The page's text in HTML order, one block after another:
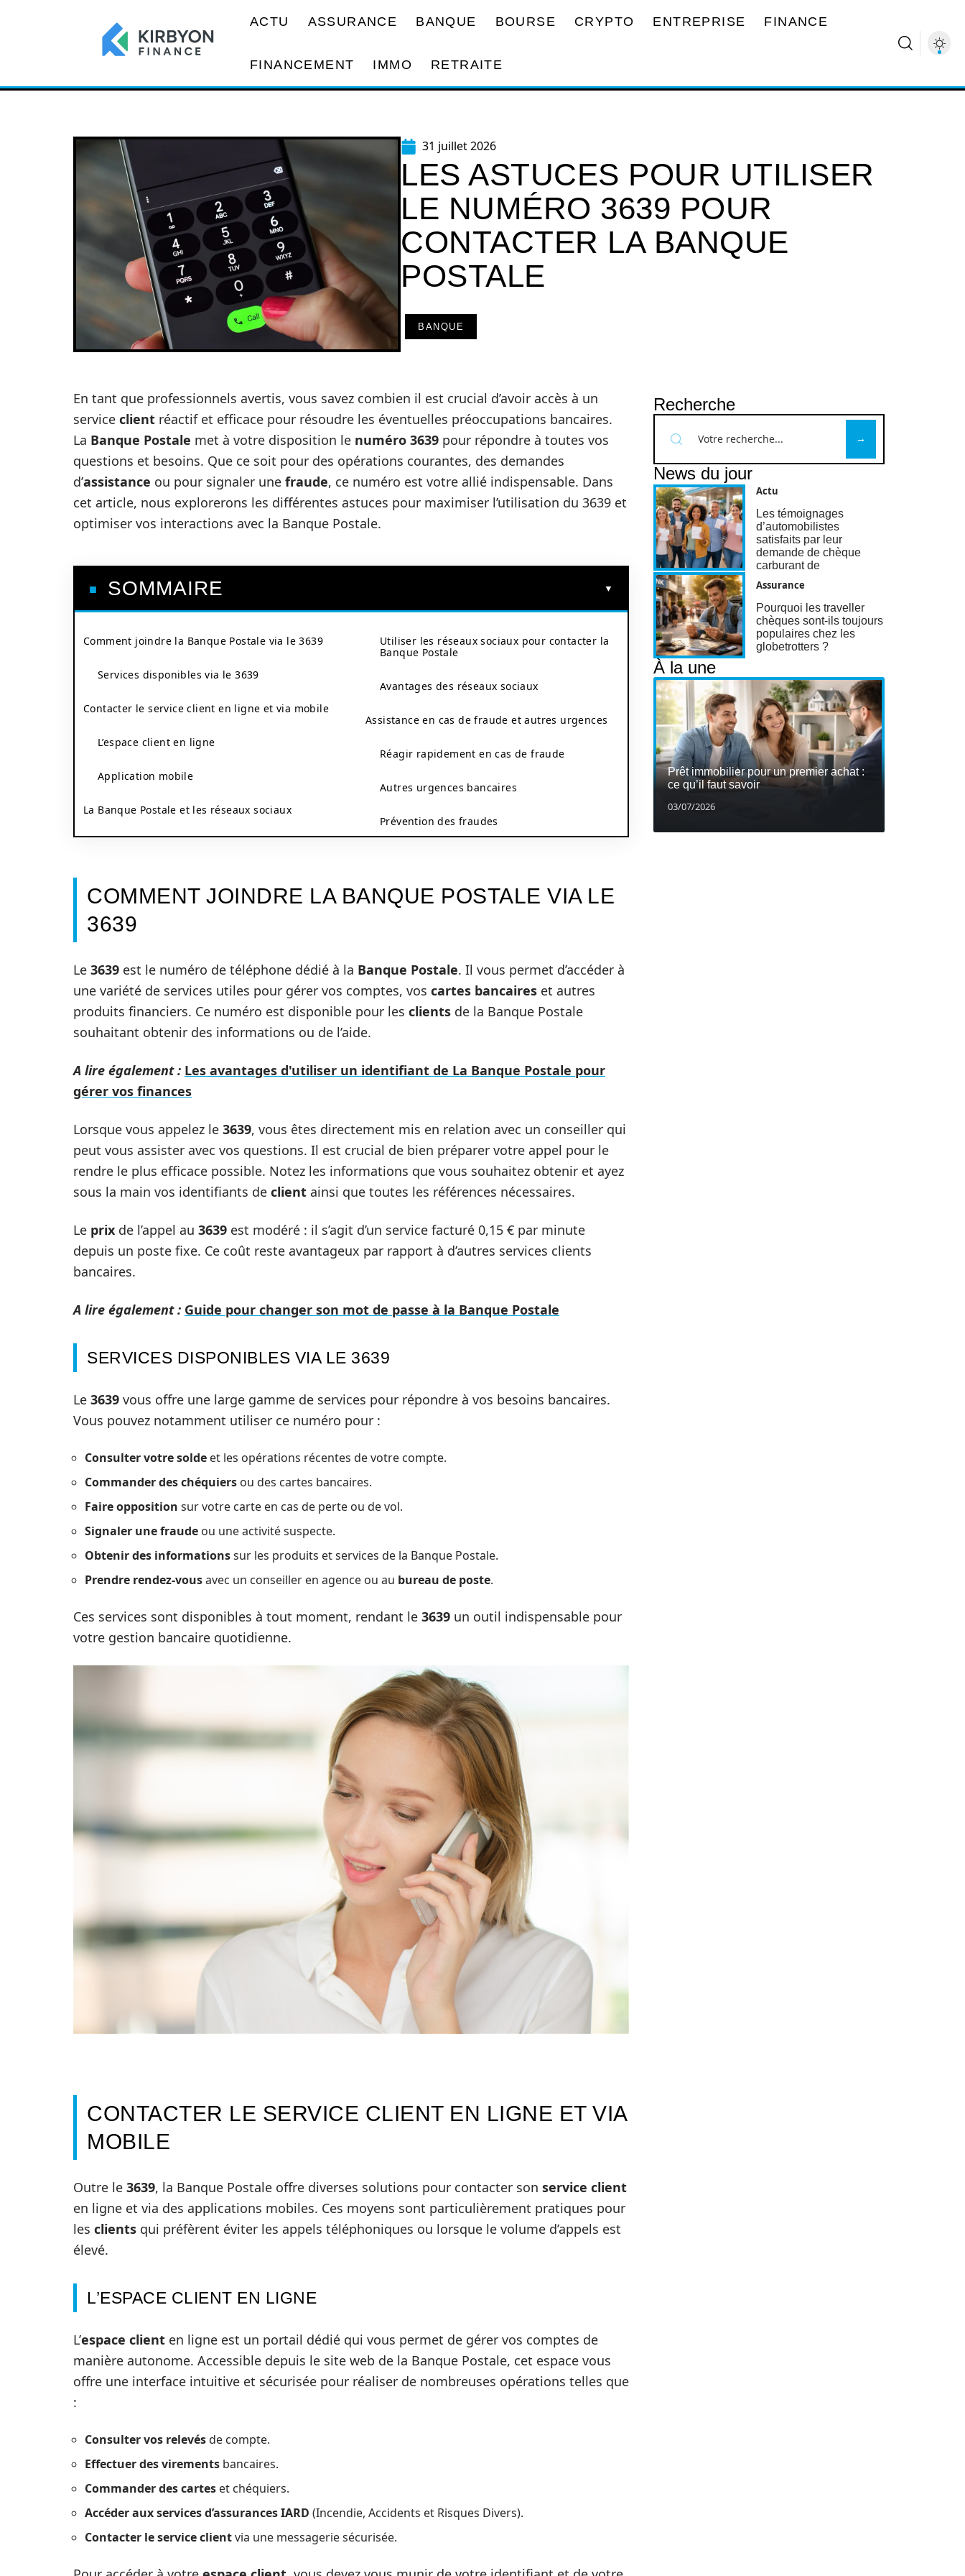
ACTU ASSURANCE BANQUE BOURSE CRYPTO ENTREPRISE FINANCE
FINANCEMENT IMMO RETRAITE
31 juillet 2026
LES ASTUCES POUR UTILISER
LE NUMÉRO 3639 POUR
CONTACTER LA BANQUE
POSTALE
BANQUE
En tant que professionnels avertis, vous savez combien il est crucial d’avoir accès à un
service client réactif et efficace pour résoudre les éventuelles préoccupations bancaires.
La Banque Postale met à votre disposition le numéro 3639 pour répondre à toutes vos
questions et besoins. Que ce soit pour des opérations courantes, des demandes
d’assistance ou pour signaler une fraude, ce numéro est votre allié indispensable. Dans
cet article, nous explorerons les différentes astuces pour maximiser l’utilisation du 3639 et
optimiser vos interactions avec la Banque Postale.
SOMMAIRE
Comment joindre la Banque Postale via le 3639
Services disponibles via le 3639
Contacter le service client en ligne et via mobile
L’espace client en ligne
Application mobile
La Banque Postale et les réseaux sociaux
Utiliser les réseaux sociaux pour contacter la
Banque Postale
Avantages des réseaux sociaux
Assistance en cas de fraude et autres urgences
Réagir rapidement en cas de fraude
Autres urgences bancaires
Prévention des fraudes
COMMENT JOINDRE LA BANQUE POSTALE VIA LE
3639
Le 3639 est le numéro de téléphone dédié à la Banque Postale. Il vous permet d’accéder à
une variété de services utiles pour gérer vos comptes, vos cartes bancaires et autres
produits financiers. Ce numéro est disponible pour les clients de la Banque Postale
souhaitant obtenir des informations ou de l’aide.
A lire également : Les avantages d'utiliser un identifiant de La Banque Postale pour
gérer vos finances
Lorsque vous appelez le 3639, vous êtes directement mis en relation avec un conseiller qui
peut vous assister avec vos questions. Il est crucial de bien préparer votre appel pour le
rendre le plus efficace possible. Notez les informations que vous souhaitez obtenir et ayez
sous la main vos identifiants de client ainsi que toutes les références nécessaires.
Le prix de l’appel au 3639 est modéré : il s’agit d’un service facturé 0,15 € par minute
depuis un poste fixe. Ce coût reste avantageux par rapport à d’autres services clients
bancaires.
A lire également : Guide pour changer son mot de passe à la Banque Postale
SERVICES DISPONIBLES VIA LE 3639
Le 3639 vous offre une large gamme de services pour répondre à vos besoins bancaires.
Vous pouvez notamment utiliser ce numéro pour :
Consulter votre solde et les opérations récentes de votre compte.
Commander des chéquiers ou des cartes bancaires.
Faire opposition sur votre carte en cas de perte ou de vol.
Signaler une fraude ou une activité suspecte.
Obtenir des informationssur les produits et services de la Banque Postale.
Prendre rendez-vousavec un conseiller en agence ou au bureau de poste.
Ces services sont disponibles à tout moment, rendant le 3639 un outil indispensable pour
votre gestion bancaire quotidienne.
CONTACTER LE SERVICE CLIENT EN LIGNE ET VIA
MOBILE
Outre le 3639, la Banque Postale offre diverses solutions pour contacter son service client
en ligne et via des applications mobiles. Ces moyens sont particulièrement pratiques pour
les clients qui préfèrent éviter les appels téléphoniques ou lorsque le volume d’appels est
élevé.
L’ESPACE CLIENT EN LIGNE
L’espace client en ligne est un portail dédié qui vous permet de gérer vos comptes de
manière autonome. Accessible depuis le site web de la Banque Postale, cet espace vous
offre une interface intuitive et sécurisée pour réaliser de nombreuses opérations telles que
:
Consulter vos relevésde compte.
Effectuer des virements bancaires.
Commander des cartes et chéquiers.
Accéder aux services d’assurances IARD (Incendie, Accidents et Risques Divers).
Contacter le service clientvia une messagerie sécurisée.
Recherche
News du jour
Actu
Les témoignages
d’automobilistes
satisfaits par leur
demande de chèque
carburant de
Assurance
Pourquoi les traveller
chèques sont-ils toujours
populaires chez les
globetrotters ?
À la une
Prêt immobilier pour un premier achat :
ce qu’il faut savoir
03/07/2026